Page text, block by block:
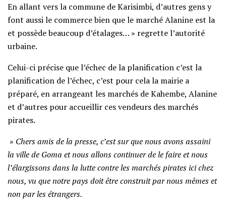
En allant vers la commune de Karisimbi, d’autres gens y
font aussi le commerce bien que le marché Alanine est la
et possède beaucoup d’étalages… » regrette l’autorité
urbaine.
Celui-ci précise que l’échec de la planification c’est la
planification de l’échec, c’est pour cela la mairie a
préparé, en arrangeant les marchés de Kahembe, Alanine
et d’autres pour accueillir ces vendeurs des marchés
pirates.
» Chers amis de la presse, c’est sur que nous avons assaini
la ville de Goma et nous allons continuer de le faire et nous
l’élargissons dans la lutte contre les marchés pirates ici chez
nous, vu que notre pays doit être construit par nous mêmes et
non par les étrangers.